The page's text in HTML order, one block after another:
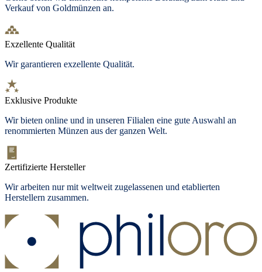
Verkauf von Goldmünzen an.
Exzellente Qualität
Wir garantieren exzellente Qualität.
Exklusive Produkte
Wir bieten online und in unseren Filialen eine gute Auswahl an
renommierten Münzen aus der ganzen Welt.
Zertifizierte Hersteller
Wir arbeiten nur mit weltweit zugelassenen und etablierten
Herstellern zusammen.